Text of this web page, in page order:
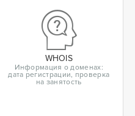
WHOIS
Информация о доменах:
дата регистрации, проверка
на занятость